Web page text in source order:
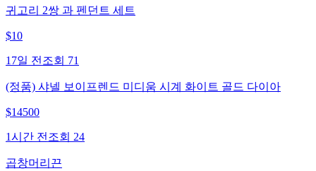
귀고리 2쌍 과 펜던트 세트
$10
17일 전 조회 71
(정품) 샤넬 보이프렌드 미디움 시계 화이트 골드 다이아
$14500
1시간 전 조회 24
곱창머리끈